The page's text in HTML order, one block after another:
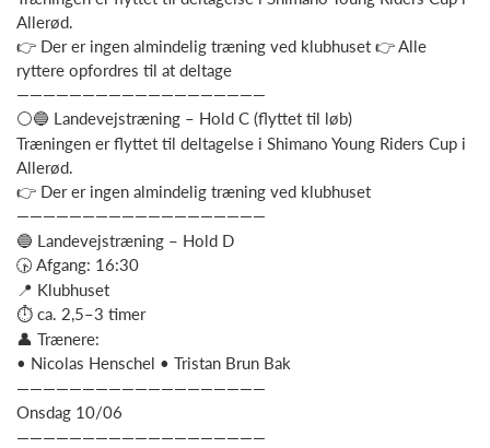
Allerød.
👉 Der er ingen almindelig træning ved klubhuset 👉 Alle
ryttere opfordres til at deltage
———————————————————
⚪🔵 Landevejstræning – Hold C (flyttet til løb)
Træningen er flyttet til deltagelse i Shimano Young Riders Cup i
Allerød.
👉 Der er ingen almindelig træning ved klubhuset
———————————————————
🔵 Landevejstræning – Hold D
🕟 Afgang: 16:30
📍 Klubhuset
⏱ ca. 2,5–3 timer
👤 Trænere:
• Nicolas Henschel • Tristan Brun Bak
———————————————————
Onsdag 10/06
———————————————————